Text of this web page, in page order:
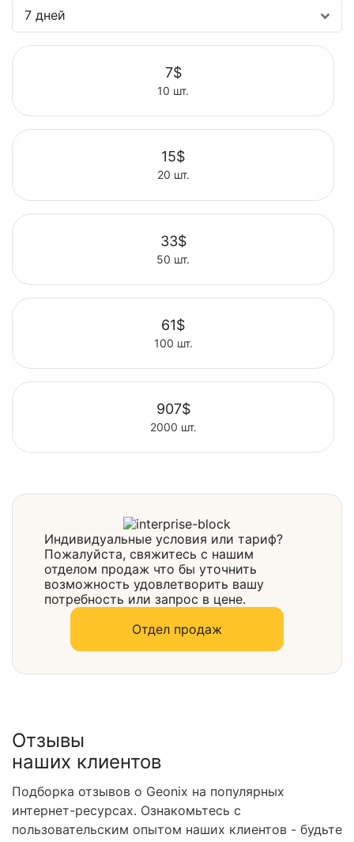
7 дней
7$
10 шт.
Выбрать
15$
20 шт.
Выбрать
33$
50 шт.
Выбрать
61$
100 шт.
Выбрать
907$
2000 шт.
Индивидуальные условия или тариф?
Пожалуйста, свяжитесь с нашим
отделом продаж что бы уточнить
возможность удовлетворить вашу
потребность или запрос в цене.
Отдел продаж
Отзывы
наших клиентов
Подборка отзывов о Geonix на популярных
интернет-ресурсах. Ознакомьтесь с
пользовательским опытом наших клиентов - будьте